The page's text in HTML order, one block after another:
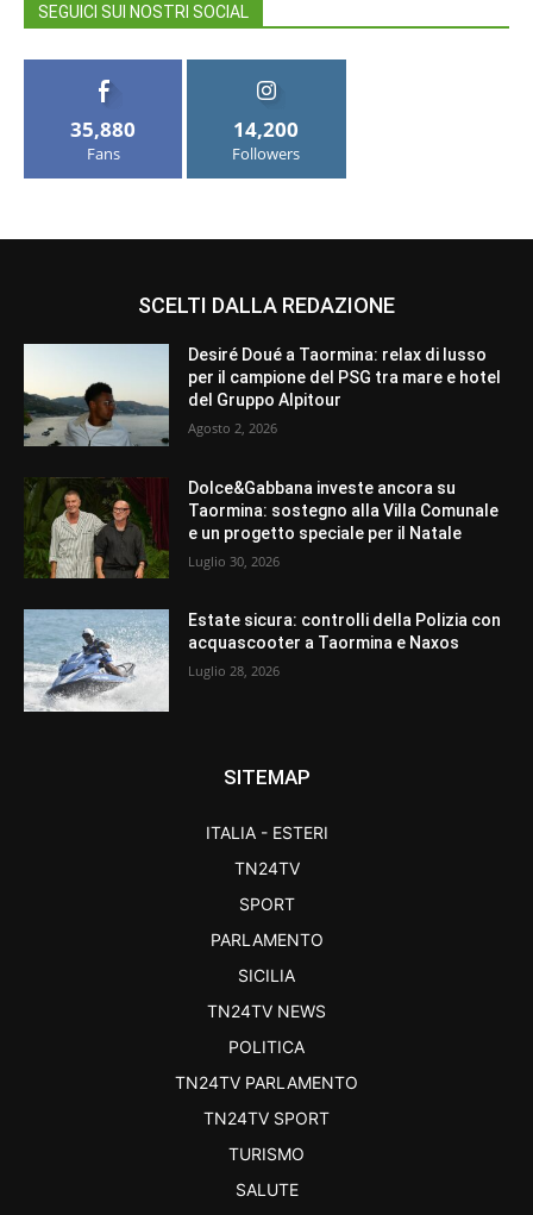
SEGUICI SUI NOSTRI SOCIAL
35,880
Fans
14,200
Followers
SCELTI DALLA REDAZIONE
Desiré Doué a Taormina: relax di lusso
per il campione del PSG tra mare e hotel
del Gruppo Alpitour
Agosto 2, 2026
Dolce&Gabbana investe ancora su
Taormina: sostegno alla Villa Comunale
e un progetto speciale per il Natale
Luglio 30, 2026
Estate sicura: controlli della Polizia con
acquascooter a Taormina e Naxos
Luglio 28, 2026
SITEMAP
ITALIA - ESTERI
TN24TV
SPORT
PARLAMENTO
SICILIA
TN24TV NEWS
POLITICA
TN24TV PARLAMENTO
TN24TV SPORT
TURISMO
SALUTE